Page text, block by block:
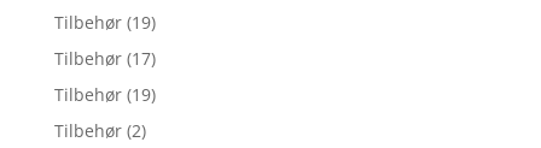
Tilbehør (19)
Tilbehør (17)
Tilbehør (19)
Tilbehør (2)